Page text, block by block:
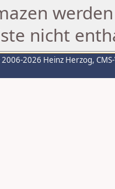
nicht
2026 Heinz Herzog,